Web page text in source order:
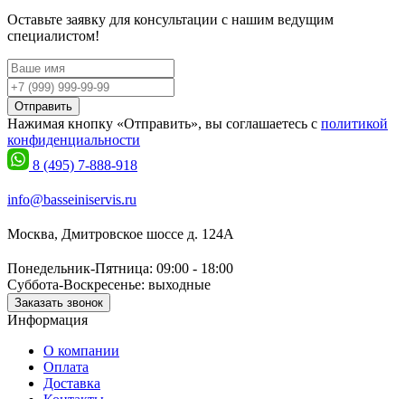
Оставьте заявку для консультации с нашим ведущим
специалистом!
Отправить
Нажимая кнопку «Отправить», вы соглашаетесь с политикой
конфиденциальности
8 (495) 7-888-918
info@basseiniservis.ru
Москва, Дмитровское шоссе д. 124А
Понедельник-Пятница: 09:00 - 18:00
Суббота-Воскресенье: выходные
Заказать звонок
Информация
О компании
Оплата
Доставка